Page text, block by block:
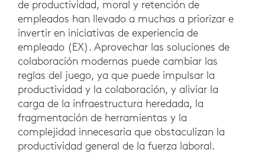
de productividad, moral y retención de
empleados han llevado a muchas a priorizar e
invertir en iniciativas de experiencia de
empleado (EX). Aprovechar las soluciones de
colaboración modernas puede cambiar las
reglas del juego, ya que puede impulsar la
productividad y la colaboración, y aliviar la
carga de la infraestructura heredada, la
fragmentación de herramientas y la
complejidad innecesaria que obstaculizan la
productividad general de la fuerza laboral.